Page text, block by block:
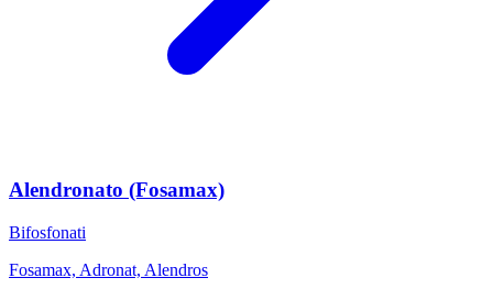
Alendronato (Fosamax)
Bifosfonati
Fosamax, Adronat, Alendros